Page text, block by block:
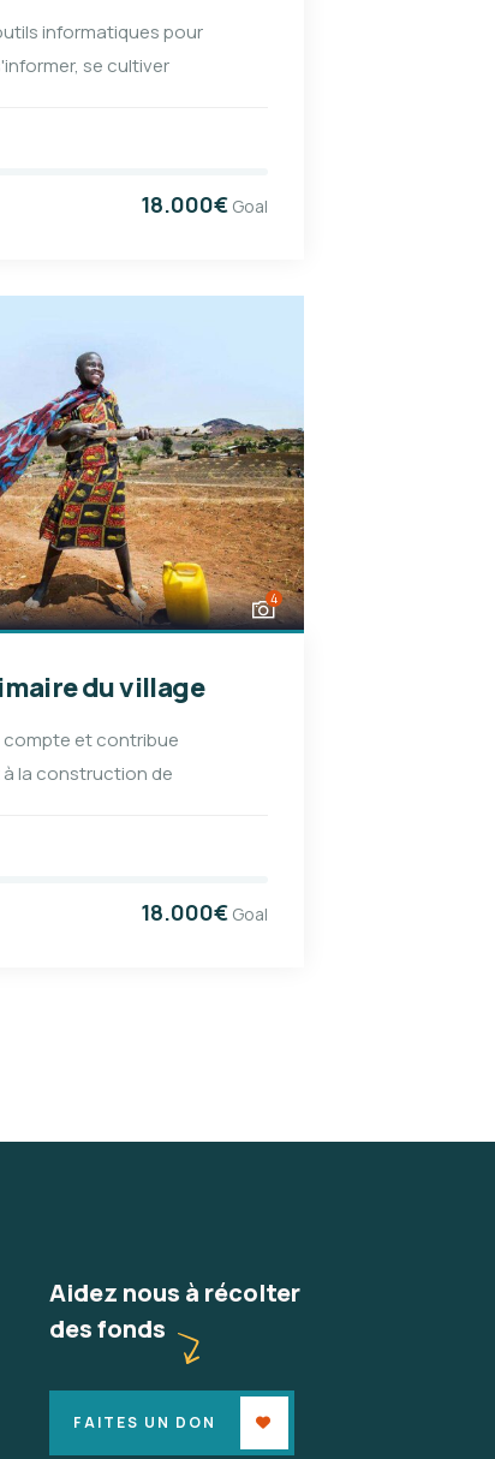
informatiques pour
se cultiver
18.000€ Goal
4
du village
compte et contribue
la construction de
18.000€ Goal
Aidez nous à récolter
des fonds
FAITES UN DON